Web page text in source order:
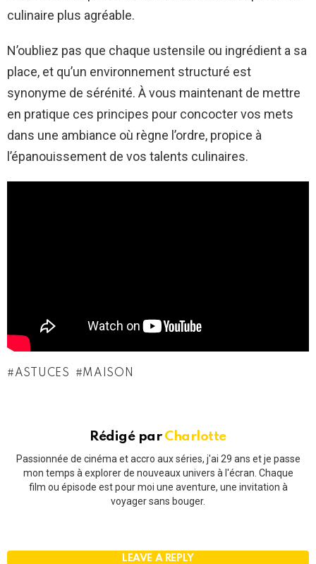
culinaire plus agréable.
N’oubliez pas que chaque ustensile ou ingrédient a sa
place, et qu’un environnement structuré est
synonyme de sérénité. À vous maintenant de mettre
en pratique ces principes pour concocter vos mets
dans une ambiance où règne l’ordre, propice à
l’épanouissement de vos talents culinaires.
ASTUCES MAISON
Rédigé par Charlotte
Passionnée de cinéma et accro aux séries, j'ai 29 ans et je passe
mon temps à explorer de nouveaux univers à l'écran. Chaque
film ou épisode est pour moi une aventure, une invitation à
voyager sans bouger.
LEAVE A REPLY